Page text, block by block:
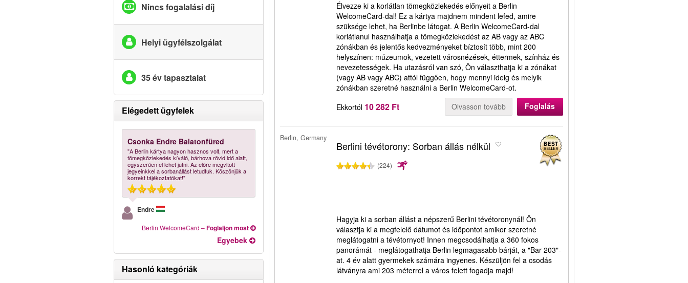
Nincs fogalalási díj
Helyi ügyfélszolgálat
35 év tapasztalat
Elégedett ügyfelek
Csonka Endre Balatonfüred
"A Berlin kártya nagyon hasznos volt, mert a
tömegközlekedés kíváló, bárhova rövid idő alatt,
egyszerűen el lehet jutni. Az előre megvltott
jegyeinkkel a sorbanállást letudtuk. Köszönjük a
korrekt tájékoztatókat!"
Endre
Berlin WelcomeCard –Foglaljon most
Egyebek
Hasonló kategóriák
Élvezze ki a korlátlan tömegközlekedés előnyeit a Berlin
WelcomeCard-dal! Ez a kártya majdnem mindent lefed, amire
szüksége lehet, ha Berlinbe látogat. A Berlin WelcomeCard-dal
korlátlanul használhatja a tömegközlekedést az AB vagy az ABC
zónákban és jelentős kedvezményeket bíztosít több, mint 200
helyszínen: múzeumok, vezetett városnézések, éttermek, színház és
nevezetességek. Ha utazásról van szó, Ön választhatja ki a zónákat
(vagy AB vagy ABC) attól függően, hogy mennyi ideig és melyik
zónákban szeretné használni a Berlin WelcomeCard-ot.
Ekkortól 10 282 Ft Olvasson tovább Foglalás
Berlin, Germany
Berlini tévétorony: Sorban állás nélkül
(224)
Hagyja ki a sorban állást a népszerű Berlini tévétoronynál! Ön
választja ki a megfelelő dátumot és időpontot amikor szeretné
meglátogatni a tévétornyot! Innen megcsodálhatja a 360 fokos
panorámát - meglátogathatja Berlin legmagasabb bárját, a "Bar 203"-
at. 4 év alatt gyermekek számára ingyenes. Készüljön fel a csodás
látványra ami 203 méterrel a város felett fogadja majd!